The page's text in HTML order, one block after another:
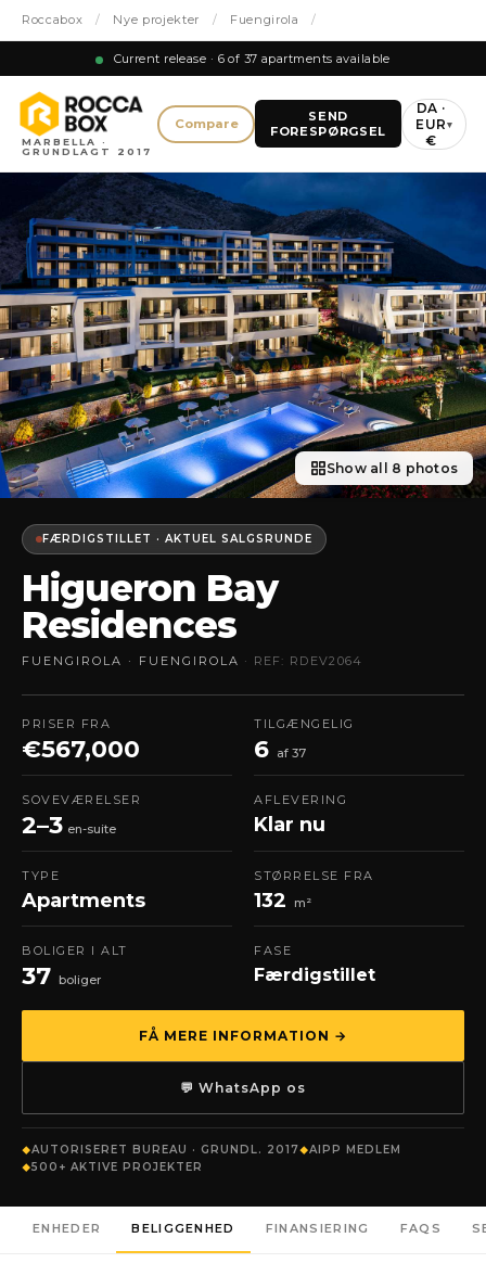
Roccabox / Nye projekter / Fuengirola /
Current release · 6 of 37 apartments available
MARBELLA ·
GRUNDLAGT 2017
Compare
SEND
FORESPØRGSEL
DA ·
EUR
€
▾
Show all 8 photos
FÆRDIGSTILLET · AKTUEL SALGSRUNDE
Higueron Bay
Residences
FUENGIROLA · FUENGIROLA · REF: RDEV2064
PRISER FRA
€567,000
TILGÆNGELIG
6 af 37
SOVEVÆRELSER
2–3 en-suite
AFLEVERING
Klar nu
TYPE
Apartments
STØRRELSE FRA
132 m²
BOLIGER I ALT
37 boliger
FASE
Færdigstillet
FÅ MERE INFORMATION →
💬 WhatsApp os
AUTORISERET BUREAU · GRUNDL. 2017
AIPP MEDLEM
500+ AKTIVE PROJEKTER
ENHEDER BELIGGENHED FINANSIERING FAQS